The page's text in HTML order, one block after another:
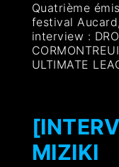
Quatrième
festival
interview :
ULTIMATE
MIZIKI